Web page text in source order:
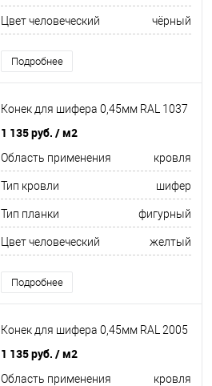
Цвет человеческий чёрный
Подробнее
Конек для шифера 0,45мм RAL 1037
1 135 руб. / м2
Область применения кровля
Тип кровли шифер
Тип планки фигурный
Цвет человеческий желтый
Подробнее
Конек для шифера 0,45мм RAL 2005
1 135 руб. / м2
Область применения кровля